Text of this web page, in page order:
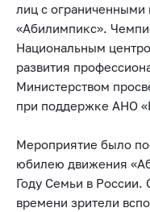
лиц с
«Абилимпикс».
Национальным
развития
Министерством
при поддержке АНО
Мероприятие было
юбилею движения
Году Семьи в
времени зрители